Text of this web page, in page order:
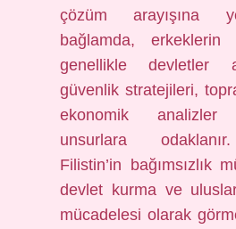
çözüm arayışına
bağlamda, erkeklerin
genellikle devletler
güvenlik stratejileri,
ekonomik
unsurlara
Filistin’in bağımsızlık
devlet kurma ve
mücadelesi olarak